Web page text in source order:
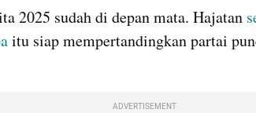
2025 sudah di depan mata. Hajatan
itu siap mempertandingkan partai
ADVERTISEMENT